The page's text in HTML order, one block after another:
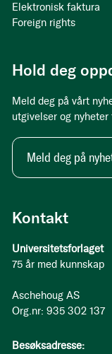
Kontakt
Universitetsforlaget
75 år med kunnskap
Aschehoug AS
Org.nr: 935 302 137
Besøksadresse:
Elektronisk faktura
Foreign rights
Hold deg
Meld deg på vårt
utgivelser og nyheter
Meld deg på